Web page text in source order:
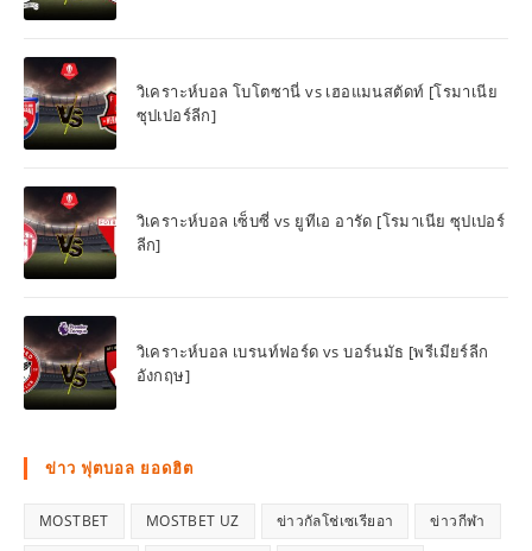
วิเคราะห์บอล โบโตซานี่ vs เฮอแมนสตัดท์ [โรมาเนีย
ซุปเปอร์ลีก]
วิเคราะห์บอล เซ็บซี่ vs ยูทีเอ อารัด [โรมาเนีย ซุปเปอร์
ลีก]
วิเคราะห์บอล เบรนท์ฟอร์ด vs บอร์นมัธ [พรีเมียร์ลีก
อังกฤษ]
ข่าว ฟุตบอล ยอดฮิต
MOSTBET MOSTBET UZ ข่าวกัลโช่เซเรียอา ข่าวกีฬา